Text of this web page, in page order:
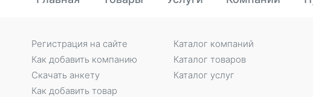
Регистрация на сайте
Как добавить компанию
Скачать анкету
Как добавить товар
Каталог компаний
Каталог товаров
Каталог услуг